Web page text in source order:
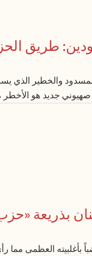
طريق
والخطير الذي
هو الأخطر منذ اجتياح عام
بذريعة
العظمى مما